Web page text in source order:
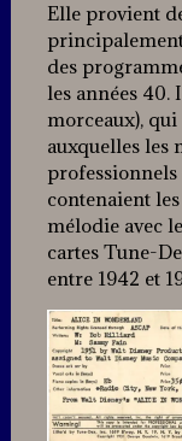
Elle provient
des
les années 40.
morceaux),
auxquelles les
professionnels
contenaient
mélodie avec
cartes Tune-
entre 1942 et